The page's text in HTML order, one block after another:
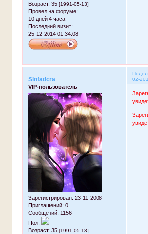
Возраст: 35 [1991-05-13]
Провел на форуме:
10 дней 4 часа
Последний визит:
25-12-2014 01:34:08
02-
Sinfadora
VIP-пользователь
Зарегистрирован: 23-11-2008
Приглашений: 0
Сообщений: 1156
Пол:
Возраст: 35 [1991-05-13]